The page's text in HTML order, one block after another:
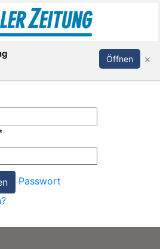
Anmelden
Passwort
Öffnen ×